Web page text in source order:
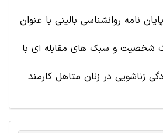
پایان نامه روانشناسی بالینی با عنوان
شخصیت و سبک های مقابله ای با